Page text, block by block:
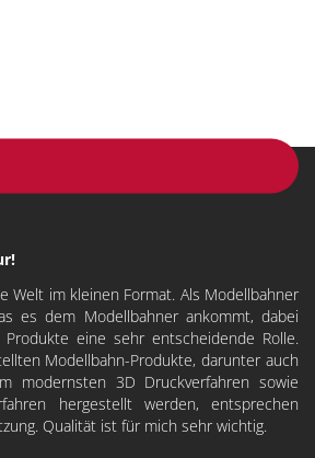
Welt im kleinen Format. Als Modellbahner
es dem Modellbahner ankommt, dabei
eine sehr entscheidende Rolle.
Modellbahn-Produkte, darunter auch
modernsten 3D Druckverfahren sowie
hergestellt werden, entsprechen
Qualität ist für mich sehr wichtig.